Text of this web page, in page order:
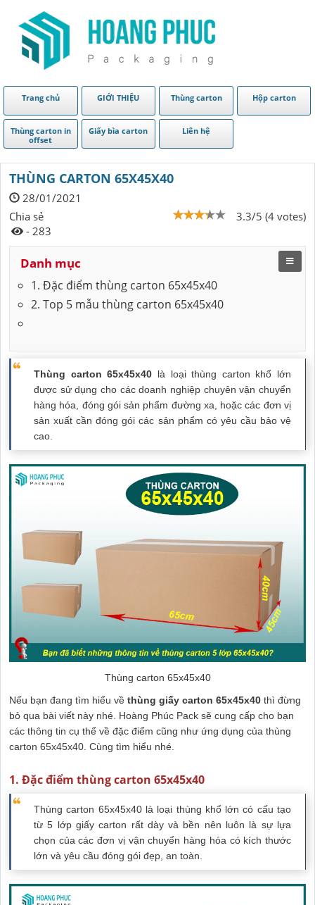
Trang chủ GIỚI THIỆU Thùng carton Hộp carton
Thùng carton in
offset
Giấy bìa carton Liên hệ
THÙNG CARTON 65X45X40
28/01/2021
3.3/5 (4 votes)
Chia sẻ
- 283
Danh mục
1. Đặc điểm thùng carton 65x45x40
2. Top 5 mẫu thùng carton 65x45x40
Thùng carton 65x45x40 là loại thùng carton khổ lớn
được sử dụng cho các doanh nghiệp chuyên vận chuyển
hàng hóa, đóng gói sản phẩm đường xa, hoặc các đơn vị
sản xuất cần đóng gói các sản phẩm có yêu cầu bảo vệ
cao.
Thùng carton 65x45x40
Nếu bạn đang tìm hiểu về thùng giấy carton 65x45x40 thì đừng
bỏ qua bài viết này nhé. Hoàng Phúc Pack sẽ cung cấp cho bạn
các thông tin cụ thể về đặc điểm cũng như ứng dụng của thùng
carton 65x45x40. Cùng tìm hiểu nhé.
1. Đặc điểm thùng carton 65x45x40
Thùng carton 65x45x40 là loại thùng khổ lớn có cấu tạo
từ 5 lớp giấy carton rất dày và bền nên luôn là sự lựa
chọn của các đơn vị vận chuyển hàng hóa có kích thước
lớn và yêu cầu đóng gói đẹp, an toàn.